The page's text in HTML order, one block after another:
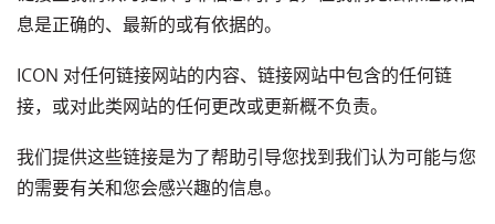
息是正确的、最新的或有依据的。
ICON 对任何链接网站的内容、链接网站中包含的任何链
接，或对此类网站的任何更改或更新概不负责。
我们提供这些链接是为了帮助引导您找到我们认为可能与您
的需要有关和您会感兴趣的信息。